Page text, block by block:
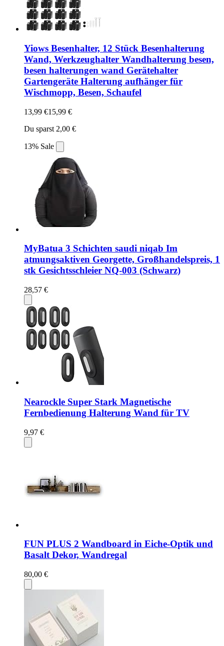
Yiows Besenhalter, 12 Stück Besenhalterung
Wand, Werkzeughalter Wandhalterung besen,
besen halterungen wand Gerätehalter
Gartengeräte Halterung aufhänger für
Wischmopp, Besen, Schaufel
13,99 €15,99 €
Du sparst 2,00 €
13% Sale
MyBatua 3 Schichten saudi niqab Im
atmungsaktiven Georgette, Großhandelspreis, 1
stk Gesichtsschleier NQ-003 (Schwarz)
28,57 €
Nearockle Super Stark Magnetische
Fernbedienung Halterung Wand für TV
9,97 €
FUN PLUS 2 Wandboard in Eiche-Optik und
Basalt Dekor, Wandregal
80,00 €